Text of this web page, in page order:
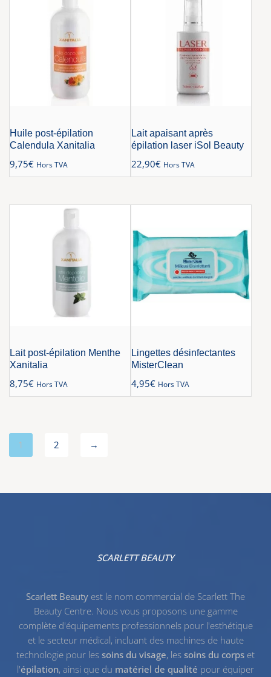
Huile post-épilation
Calendula Xanitalia
9,75€ Hors TVA
Lait apaisant après
épilation laser iSol Beauty
22,90€ Hors TVA
Lait post-épilation Menthe
Xanitalia
8,75€ Hors TVA
Lingettes désinfectantes
MisterClean
4,95€ Hors TVA
1 2 →
SCARLETT BEAUTY
Scarlett Beauty est le nom commercial de Scarlett The
Beauty Centre. Nous vous proposons une gamme
complète d'équipements professionnels pour l'esthétique
et le secteur médical, incluant des machines de haute
technologie pour les soins du visage, les soins du corps et
l'épilation, ainsi que du matériel de qualité pour équiper